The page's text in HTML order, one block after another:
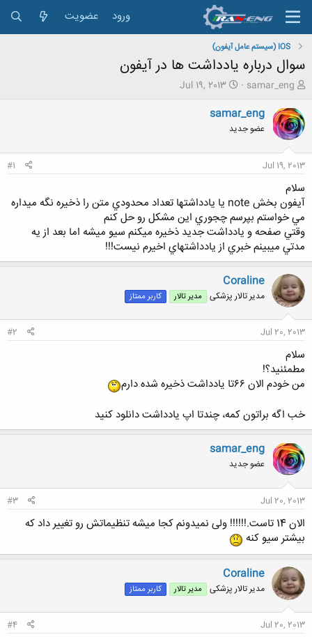
ورود عضویت
IOS (سیستم عامل آیفون)
سوال درباره يادداشت ها در آيفون
ش
و
ع
ک
ه
م
و
ض
و
ع
samar_eng
ت
ر
Jul 19, 2013
samar_eng
عضو جدید
Jul 19, 2013
#1
سلام
آيفون بخش note يا يادداشتها تعداد محدودي متن را ذخيره نگه ميداره
مي خواستم بپرسم چجوري اين مشكل رو حل كنم
وقتي صفحه و يادداشت جديد ذخيره ميكنم سيو ميشه اما بعد از يه
مدتي ميبينم خبري از يادداشتهاي اخيرم نيست!!!
Coraline
مدیر تالار پزشکی مدیر تالار کاربر ممتاز
Jul 20, 2013
#2
سلام
مطمئنید؟!
من خودم الان ۶۶تا یادداشت ذخیره شده دارم
خب اگه براتون کمه، چندتا اپ یادداشت دانلود کنید
samar_eng
عضو جدید
Jul 20, 2013
#3
الان 14 تاست.!!!!!! ولی نمیدونم کجا میشه تنظیماتش رو تغییر داد که
بیشتر سیو کنه
Coraline
مدیر تالار پزشکی مدیر تالار کاربر ممتاز
Jul 20, 2013
#4